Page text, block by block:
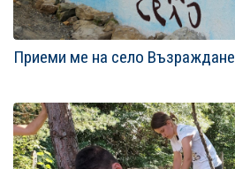
Приеми ме на село Възраждане